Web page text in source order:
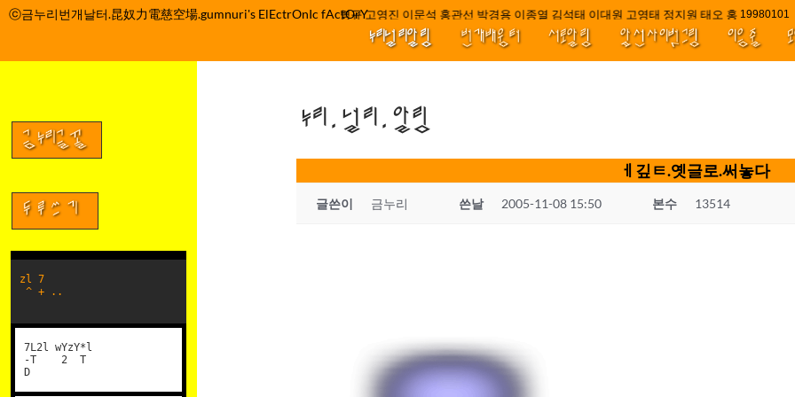
컨
기
ⓒ금누리번개날터.昆奴力電慈空場.gumnuri's ElEctrOnIc fActOrY박정관 조명규 고영진 이문석 홍관선 박경용 이종열 김석태 이대원 고영태 정지원 태오 홍 최윤호
19980101
////
누리널리알림 번개배움터 서로알림 앞선사이벗그림 이음줄
누리.널리.알림
ㅔ깊ㅌ.옛글로.써놓다
글쓴이 금누리 쓴날 2005-11-08 15:50 본수 13514
금누리글꼴
두루쓰기
zl 7
^ + ..
7L2l wYzY*l
-T 2 T
D